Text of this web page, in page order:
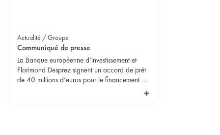
Actualité / Groupe
Communiqué de presse
La Banque européenne d’investissement et
Florimond Desprez signent un accord de prêt
de 40 millions d’euros pour le financement de